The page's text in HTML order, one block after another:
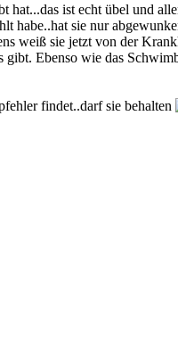
ist echt übel und
sie nur
weiß sie jetzt von der
Ebenso wie das
findet..darf sie behalten